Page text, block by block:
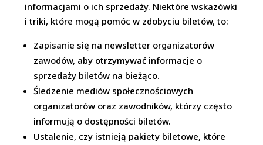
informacjami o ich sprzedaży. Niektóre wskazówki
i triki, które mogą pomóc w zdobyciu biletów, to:
Zapisanie się na newsletter organizatorów
zawodów, aby otrzymywać informacje o
sprzedaży biletów na bieżąco.
Śledzenie mediów społecznościowych
organizatorów oraz zawodników, którzy często
informują o dostępności biletów.
Ustalenie, czy istnieją pakiety biletowe, które